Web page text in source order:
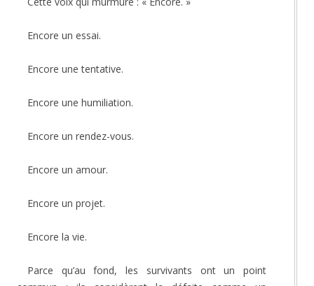
Encore un essai.
Encore une tentative.
Encore une humiliation.
Encore un rendez-vous.
Encore un amour.
Encore un projet.
Encore la vie.
Parce qu’au fond, les survivants ont un point